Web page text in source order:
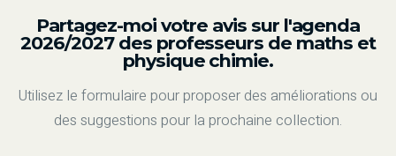
Partagez-moi votre avis sur l'agenda
2026/2027 des professeurs de maths et
physique chimie.
Utilisez le formulaire pour proposer des améliorations ou
des suggestions pour la prochaine collection.